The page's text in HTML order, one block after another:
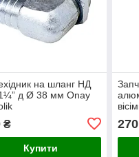
на шланг НД
д Ø 38 мм Onay
₴
Купити
270